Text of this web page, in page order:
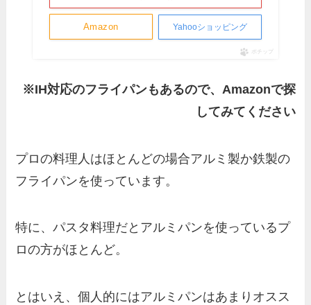
Amazon Yahooショッピング
ポチップ
※IH対応のフライパンもあるので、Amazonで探
してみてください
プロの料理人はほとんどの場合アルミ製か鉄製の
フライパンを使っています。
特に、パスタ料理だとアルミパンを使っているプ
ロの方がほとんど。
とはいえ、個人的にはアルミパンはあまりオスス